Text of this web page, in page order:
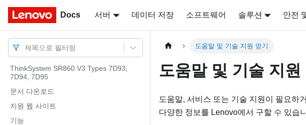
Docs 서버 데이터 저장 소프트웨어 솔루션 안전
Docs
제목으로 필터링
ThinkSystem SR860 V3 Types 7D93,
7D94, 7D95
문서 다운로드
지원 웹 사이트
기능
도움말 및 기술 지원 얻기
도움말 및 기술 지원
도움말, 서비스 또는 기술 지원이 필요하
다양한 정보를 Lenovo에서 구할 수 있습